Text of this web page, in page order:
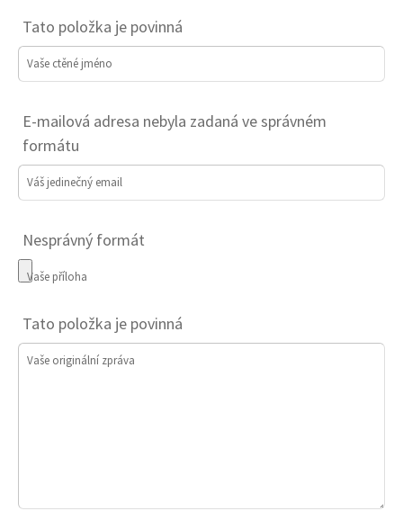
Tato položka je povinná
Vaše ctěné jméno
E-mailová adresa nebyla zadaná ve správném
formátu
Váš jedinečný email
Nesprávný formát
Vaše příloha
Tato položka je povinná
Vaše originální zpráva